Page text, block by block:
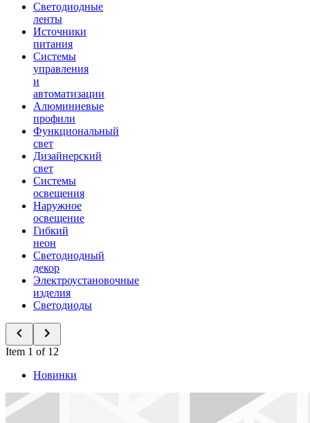
Светодиодные
ленты
Источники
питания
Системы
управления
и
автоматизации
Алюминиевые
профили
Функциональный
свет
Дизайнерский
свет
Системы
освещения
Наружное
освещение
Гибкий
неон
Светодиодный
декор
Электроустановочные
изделия
Светодиоды
Item 1 of 12
Новинки